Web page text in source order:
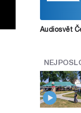
Audiosvět